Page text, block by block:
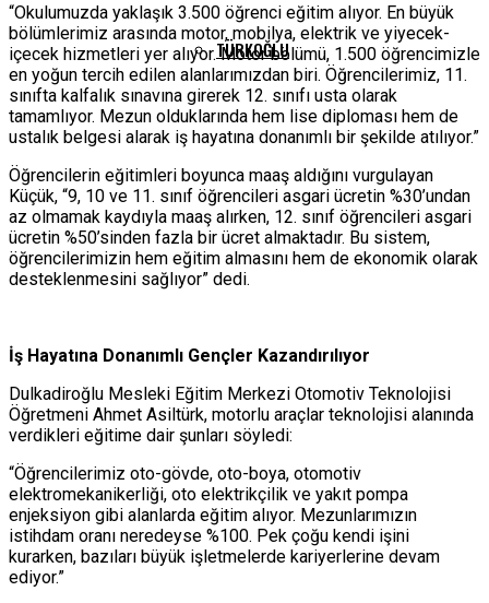
TÜRKOĞLU
“Okulumuzda yaklaşık 3.500 öğrenci eğitim alıyor. En büyük
bölümlerimiz arasında motor, mobilya, elektrik ve yiyecek-
içecek hizmetleri yer alıyor. Motor bölümü, 1.500 öğrencimizle
en yoğun tercih edilen alanlarımızdan biri. Öğrencilerimiz, 11.
sınıfta kalfalık sınavına girerek 12. sınıfı usta olarak
tamamlıyor. Mezun olduklarında hem lise diploması hem de
ustalık belgesi alarak iş hayatına donanımlı bir şekilde atılıyor.”
Öğrencilerin eğitimleri boyunca maaş aldığını vurgulayan
Küçük, “9, 10 ve 11. sınıf öğrencileri asgari ücretin %30’undan
az olmamak kaydıyla maaş alırken, 12. sınıf öğrencileri asgari
ücretin %50’sinden fazla bir ücret almaktadır. Bu sistem,
öğrencilerimizin hem eğitim almasını hem de ekonomik olarak
desteklenmesini sağlıyor” dedi.
İş Hayatına Donanımlı Gençler Kazandırılıyor
Dulkadiroğlu Mesleki Eğitim Merkezi Otomotiv Teknolojisi
Öğretmeni Ahmet Asiltürk, motorlu araçlar teknolojisi alanında
verdikleri eğitime dair şunları söyledi:
“Öğrencilerimiz oto-gövde, oto-boya, otomotiv
elektromekanikerliği, oto elektrikçilik ve yakıt pompa
enjeksiyon gibi alanlarda eğitim alıyor. Mezunlarımızın
istihdam oranı neredeyse %100. Pek çoğu kendi işini
kurarken, bazıları büyük işletmelerde kariyerlerine devam
ediyor.”